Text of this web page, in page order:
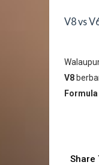
V8 vs
V8
Formula
Share